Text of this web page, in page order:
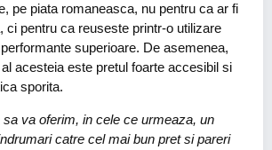
pe piata romaneasca, nu pentru ca ar fi
ci pentru ca reuseste printr-o utilizare
superioare. De asemenea,
acesteia este pretul foarte accesibil si
sporita.
va oferim, in cele ce urmeaza, un
catre cel mai bun pret si pareri